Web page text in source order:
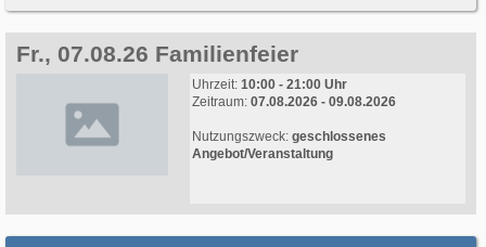
Fr., 07.08.26 Familienfeier
Uhrzeit: 10:00 - 21:00 Uhr
Zeitraum: 07.08.2026 - 09.08.2026
Nutzungszweck: geschlossenes
Angebot/Veranstaltung